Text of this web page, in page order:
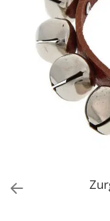
Amplificatoare Audio
Boxe Audio
Ecrane de difuzie
Mixere audio
Monitorizare In-Ear
Pickup-uri, platane
Playere si Recordere
Stabilizatoare de
Power Conditioner